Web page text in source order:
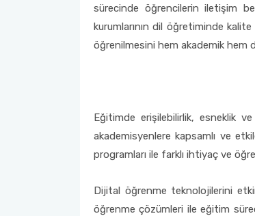
sürecinde öğrencilerin iletişim
kurumlarının dil öğretiminde
öğrenilmesini hem akademik hem
Eğitimde erişilebilirlik, esneklik
akademisyenlere kapsamlı ve
programları ile farklı ihtiyaç ve
Dijital öğrenme teknolojilerini
öğrenme çözümleri ile eğitim
Akdeniz Üniversitesi Uluslararası Öğrenci
Koordinatörlüğü ile Yurtdışı Türkler ve Akraba